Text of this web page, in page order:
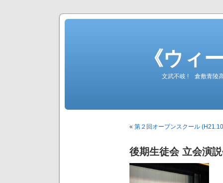
《ウィ
文武不岐 ! 倉敷青陵
« 第２回オープンスクール
後期生徒会 立会演